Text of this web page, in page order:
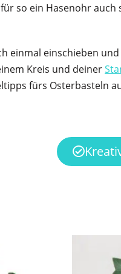
so ein Hasenohr auch
einmal einschieben
Kreis und deiner
fürs Osterbasteln